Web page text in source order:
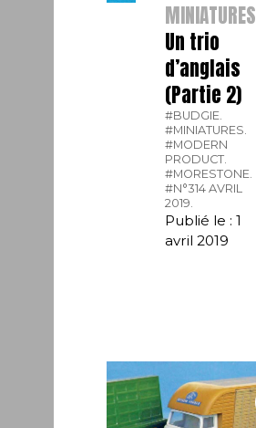
MINIATURES
Un trio
d’anglais
(Partie 2)
#BUDGIE.
#MINIATURES.
#MODERN
PRODUCT.
#MORESTONE.
#N°314 AVRIL
2019.
Publié le : 1
avril 2019